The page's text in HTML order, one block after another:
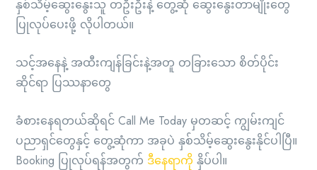
နှစ်သိမ့်ဆွေးနွေးသူ တဦးဦးနဲ့ တွေ့ဆုံ ဆွေးနွေးတာမျိုးတွေ
ပြုလုပ်ပေးဖို့ လိုပါတယ်။
သင့်အနေနဲ့ အထီးကျန်ခြင်းနဲ့အတူ တခြားသော စိတ်ပိုင်း
ဆိုင်ရာ ပြဿနာတွေ
ခံစားနေရတယ်ဆိုရင် Call Me Today မှတဆင့် ကျွမ်းကျင်
ပညာရှင်တွေနှင့် တွေ့ဆုံကာ အခုပဲ နှစ်သိမ့်ဆွေးနွေးနိုင်ပါပြီ။
Booking ပြုလုပ်ရန်အတွက် ဒီနေရာကို နှိပ်ပါ။